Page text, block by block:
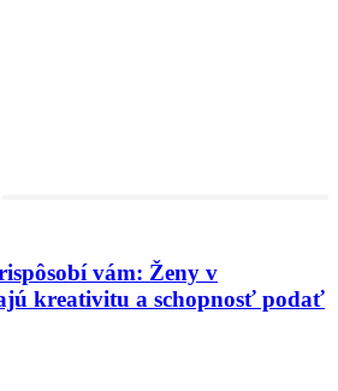
vám: Ženy v
kreativitu a schopnosť podať